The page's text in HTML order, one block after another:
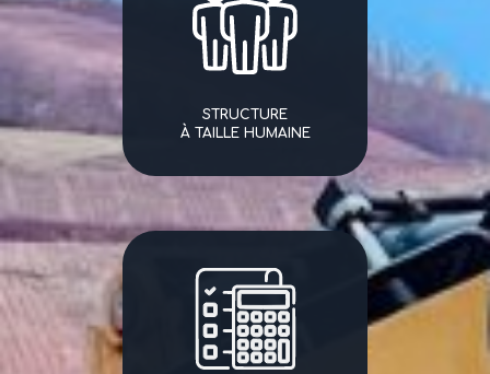
STRUCTURE
À TAILLE HUMAINE